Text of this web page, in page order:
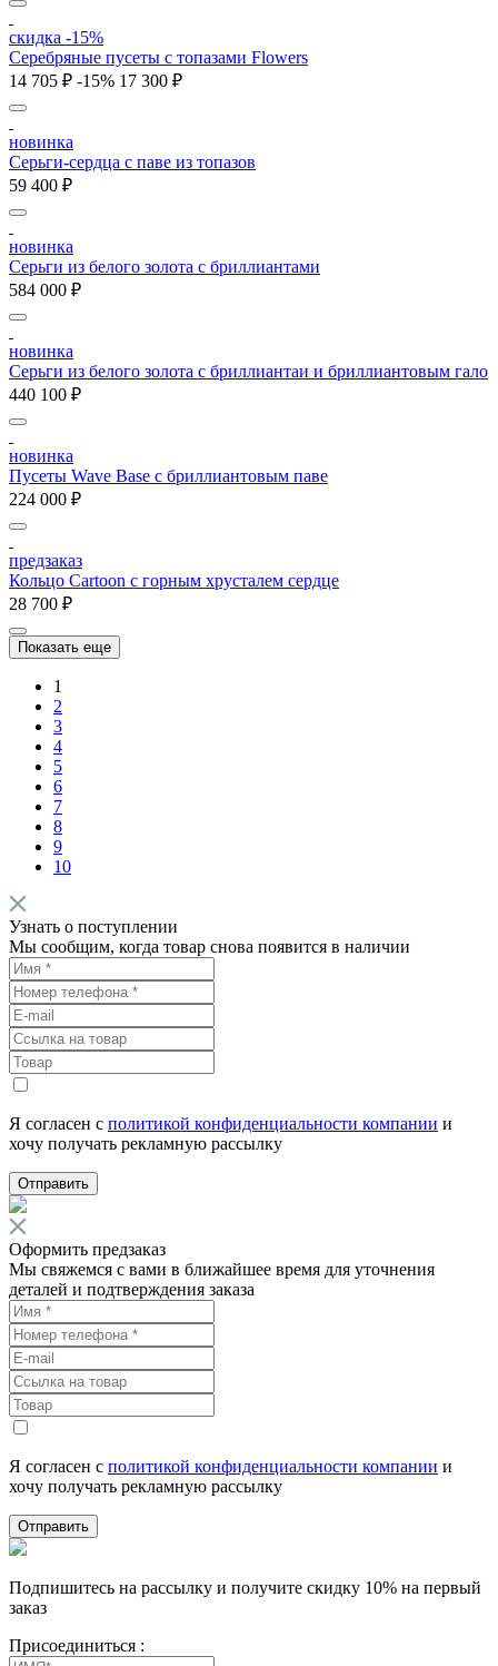
скидка -15%
Серебряные пусеты с топазами Flowers
14 705 ₽ -15% 17 300 ₽
новинка
Серьги-сердца с паве из топазов
59 400 ₽
новинка
Серьги из белого золота с бриллиантами
584 000 ₽
новинка
Серьги из белого золота с бриллиантаи и бриллиантовым гало
440 100 ₽
новинка
Пусеты Wave Base с бриллиантовым паве
224 000 ₽
предзаказ
Кольцо Cartoon c горным хрусталем сердце
28 700 ₽
Показать еще
1
2
3
4
5
6
7
8
9
10
Узнать о поступлении
Мы сообщим, когда товар снова появится в наличии
Я согласен с политикой конфиденциальности компании и
хочу получать рекламную рассылку
Отправить
Оформить предзаказ
Мы свяжемся с вами в ближайшее время для уточнения
деталей и подтверждения заказа
Я согласен с политикой конфиденциальности компании и
хочу получать рекламную рассылку
Отправить
Подпишитесь на рассылку и получите скидку 10% на первый
заказ
Присоединиться :